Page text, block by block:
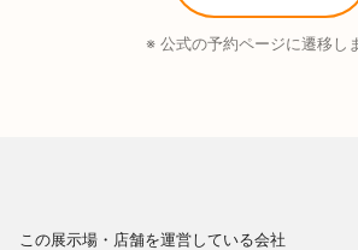
※ 公式の予約ページに遷移し
この展示場・店舗を運営している会社